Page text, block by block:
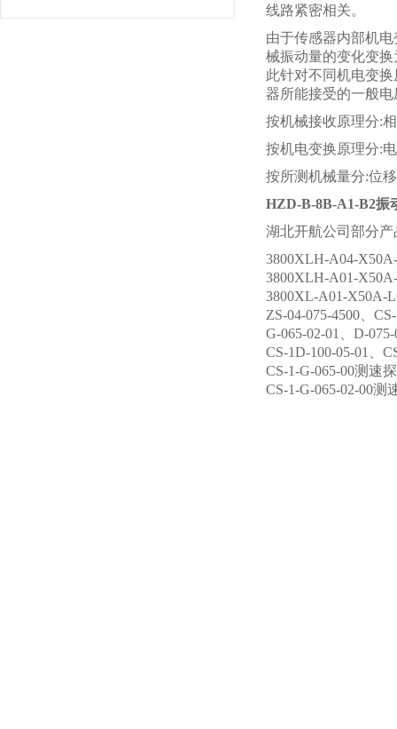
线路紧密相关。
由于传感器内部机
械振动量的变化变
此针对不同机电变
器所能接受的一般
按机械接收原理分:
按机电变换原理分:
按所测机械量分:位
HZD-B-8B-A1-B2振
湖北开航公司部分产
3800XLH-A04-
3800XLH-A01-
3800XL-A01-X50A-
ZS-04-075-4500、
G-065-02-01、D-
CS-1D-100-05-01、
CS-1-G-065-00测速
CS-1-G-065-02-00测